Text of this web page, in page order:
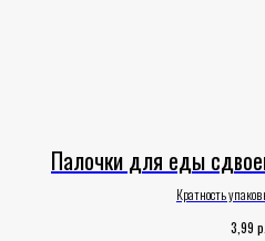
Палочки для еды
Кратность
3,99 р.